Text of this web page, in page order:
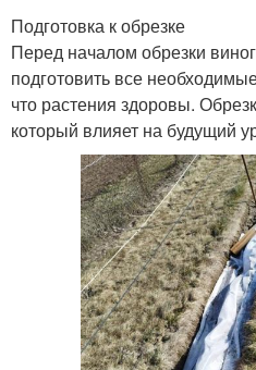
Подготовка к обрезке
Перед началом обрезки
подготовить все
что растения здоровы.
который влияет на будущий